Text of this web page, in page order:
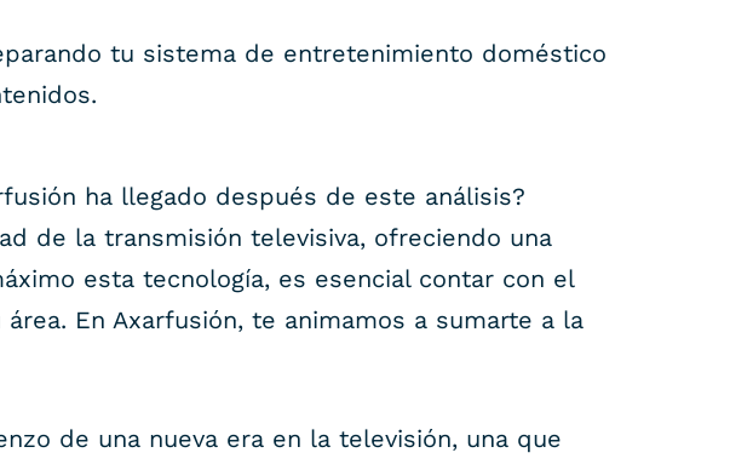
tu sistema de entretenimiento doméstico
ha llegado después de este análisis?
de la transmisión televisiva, ofreciendo una
esta tecnología, es esencial contar con el
En Axarfusión, te animamos a sumarte a la
de una nueva era en la televisión, una que